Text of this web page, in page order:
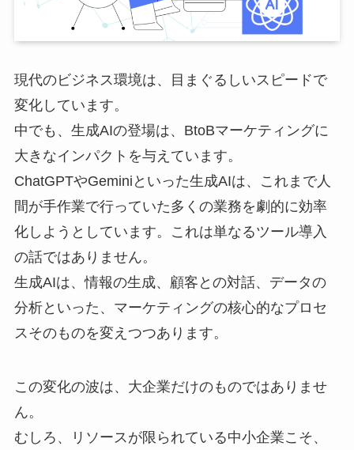
現代のビジネス環境は、目まぐるしいスピードで
変化しています。
中でも、生成AIの登場は、BtoBマーケティングに
大きなインパクトを与えています。
ChatGPTやGeminiといった生成AIは、これまで人
間が手作業で行っていた多くの業務を劇的に効率
化しようとしています。これは単なるツール導入
の話ではありません。
生成AIは、情報の生成、顧客との対話、データの
分析といった、マーケティングの核心的なプロセ
スそのものを変えつつあります。
この変化の波は、大企業だけのものではありませ
ん。
むしろ、リソースが限られている中小企業こそ、